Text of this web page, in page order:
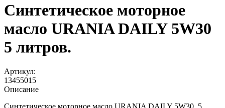
Синтетическое моторное
масло URANIA DAILY 5W30
5 литров.
Артикул:
13455015
Описание
Синтетическое моторное масло URANIA DAILY 5W30 5